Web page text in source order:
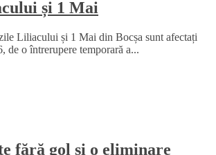
și 1 Mai
Liliacului și 1 Mai din Bocșa sunt afectați
de o întrerupere temporară a...
fără gol și o eliminare